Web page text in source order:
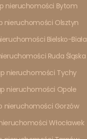
nieruchomości Bytom
nieruchomości Olsztyn
Bielsko-Biała
Ruda Śląska
nieruchomości Tychy
nieruchomości Opole
nieruchomości Gorzów
Włocławek